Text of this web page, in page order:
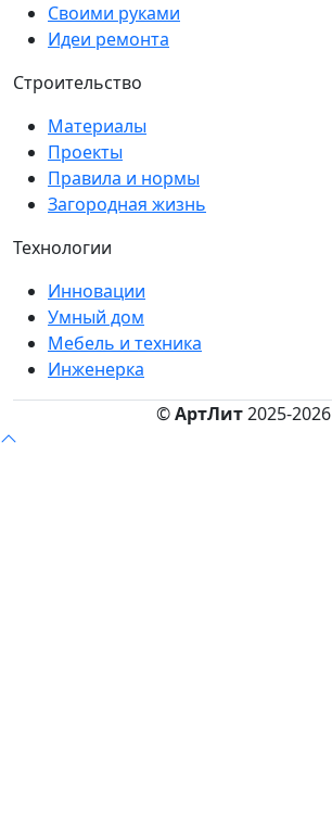
Своими руками
Идеи ремонта
Строительство
Материалы
Проекты
Правила и нормы
Загородная жизнь
Технологии
Инновации
Умный дом
Мебель и техника
Инженерка
©АртЛит2025-2026